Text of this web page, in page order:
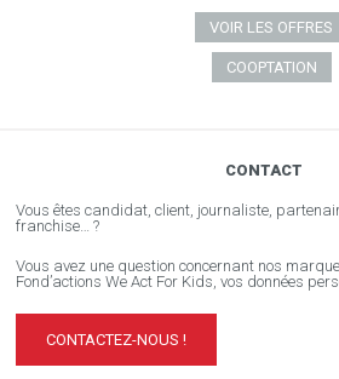
VOIR LES OFFRES
COOPTATION
CONTACT
Vous êtes candidat, client, journaliste,
franchise… ?
Vous avez une question concernant nos
Fond’actions We Act For Kids, vos données
CONTACTEZ-NOUS !